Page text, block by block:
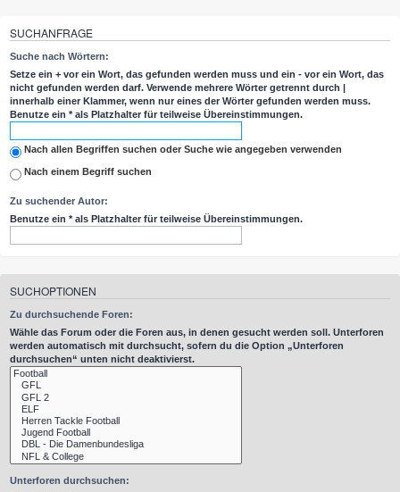
SUCHANFRAGE
Suche nach Wörtern:
Setze ein + vor ein Wort, das gefunden werden muss und ein - vor ein Wort, das
nicht gefunden werden darf. Verwende mehrere Wörter getrennt durch |
innerhalb einer Klammer, wenn nur eines der Wörter gefunden werden muss.
Benutze ein * als Platzhalter für teilweise Übereinstimmungen.
Nach allen Begriffen suchen oder Suche wie angegeben verwenden
Nach einem Begriff suchen
Zu suchender Autor:
Benutze ein * als Platzhalter für teilweise Übereinstimmungen.
SUCHOPTIONEN
Zu durchsuchende Foren:
Wähle das Forum oder die Foren aus, in denen gesucht werden soll. Unterforen
werden automatisch mit durchsucht, sofern du die Option „Unterforen
durchsuchen“ unten nicht deaktivierst.
Unterforen durchsuchen: